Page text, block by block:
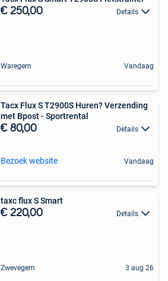
€ 250,00 Details
Waregem Vandaag
Tacx Flux S T2900S Huren? Verzending
met Bpost - Sportrental
€ 80,00 Details
Bezoek website Vandaag
taxc flux S Smart
€ 220,00 Details
Zwevegem 3 aug 26